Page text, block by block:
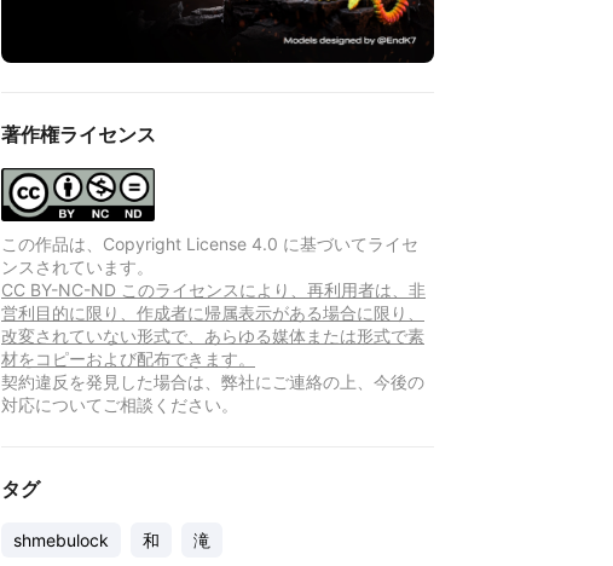
著作権ライセンス
この作品は、Copyright License 4.0 に基づいてライセ
ンスされています。
CC BY-NC-ND このライセンスにより、再利用者は、非
営利目的に限り、作成者に帰属表示がある場合に限り、
改変されていない形式で、あらゆる媒体または形式で素
材をコピーおよび配布できます。
契約違反を発見した場合は、弊社にご連絡の上、今後の
対応についてご相談ください。
タグ
shmebulock 和 滝